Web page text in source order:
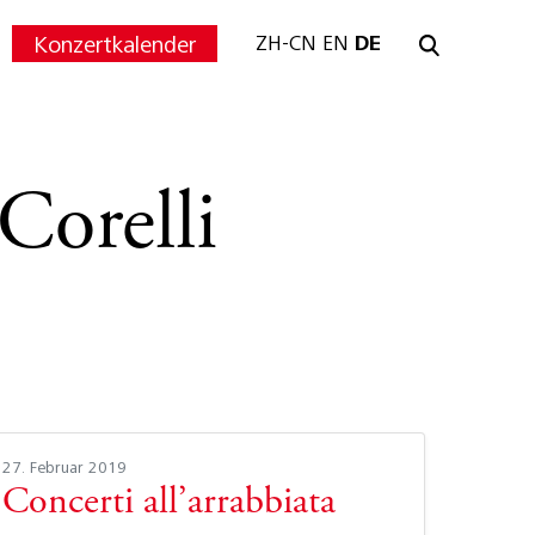
Konzertkalender ZH-CN EN DE
27. Februar 2019
Concerti all’arrabbiata